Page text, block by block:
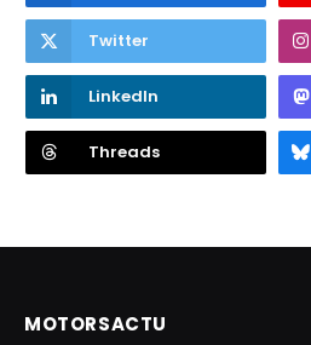
Twitter
LinkedIn
Threads
MOTORSACTU